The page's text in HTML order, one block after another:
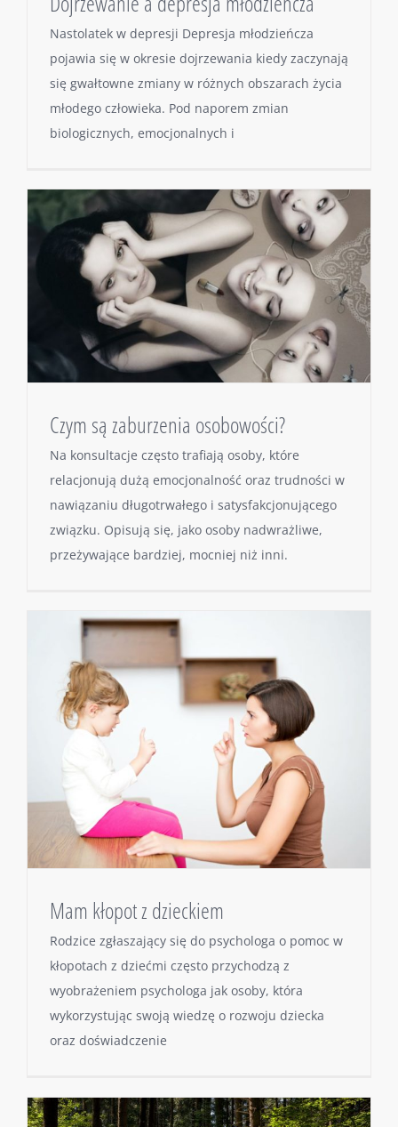
Nastolatek w depresji Depresja młodzieńcza
pojawia się w okresie dojrzewania kiedy zaczynają
się gwałtowne zmiany w różnych obszarach życia
młodego człowieka. Pod naporem zmian
biologicznych, emocjonalnych i
Czym są zaburzenia osobowości?
Na konsultacje często trafiają osoby, które
relacjonują dużą emocjonalność oraz trudności w
nawiązaniu długotrwałego i satysfakcjonującego
związku. Opisują się, jako osoby nadwrażliwe,
przeżywające bardziej, mocniej niż inni.
Mam kłopot z dzieckiem
Rodzice zgłaszający się do psychologa o pomoc w
kłopotach z dziećmi często przychodzą z
wyobrażeniem psychologa jak osoby, która
wykorzystując swoją wiedzę o rozwoju dziecka
oraz doświadczenie